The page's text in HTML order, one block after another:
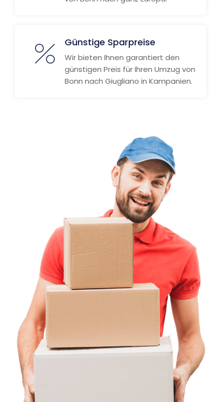
Günstige Sparpreise
Wir bieten Ihnen garantiert den
günstigen Preis für Ihren Umzug von
Bonn nach Giugliano in Kampanien.